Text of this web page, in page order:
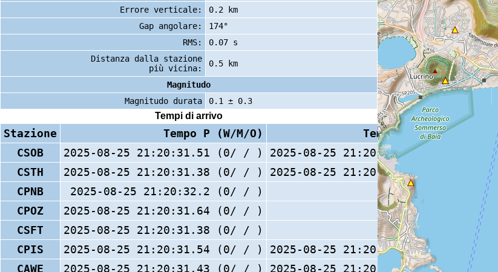
Errore verticale:
0.2 km
Gap angolare:
174°
RMS:
0.07 s
Distanza dalla stazione
più vicina:
0.5 km
Magnitudo
Magnitudo durata
0.1 ± 0.3
Tempi di arrivo
Stazione Tempo P (W/M/O) Tempo S (W/M/O)
CSOB
2025-08-25 21:20:31.51 (0/ / )
2025-08-25 21:20:32.5 (0/ / )
CSTH
2025-08-25 21:20:31.38 (0/ / ) 2025-08-25 21:20:32.3 (0/ / )
8 s
CPNB
2025-08-25 21:20:32.2 (0/ / )
CPOZ
2025-08-25 21:20:31.64 (0/ / )
CSFT
2025-08-25 21:20:31.38 (0/ / )
CPIS
2025-08-25 21:20:31.54 (0/ / )
2025-08-25 21:20:32.3 (0/ / )
CAWE
2025-08-25 21:20:31.43 (0/ / ) 2025-08-25 21:20:32.3 (0/ / )